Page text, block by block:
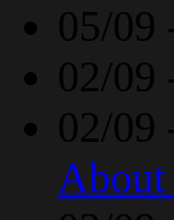
05/09
02/09
02/09
About